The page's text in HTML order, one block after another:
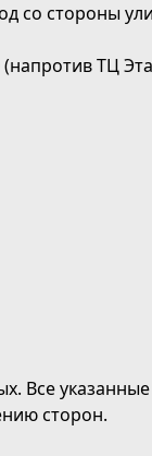
со стороны
(напротив ТЦ
Все указанные
сторон.